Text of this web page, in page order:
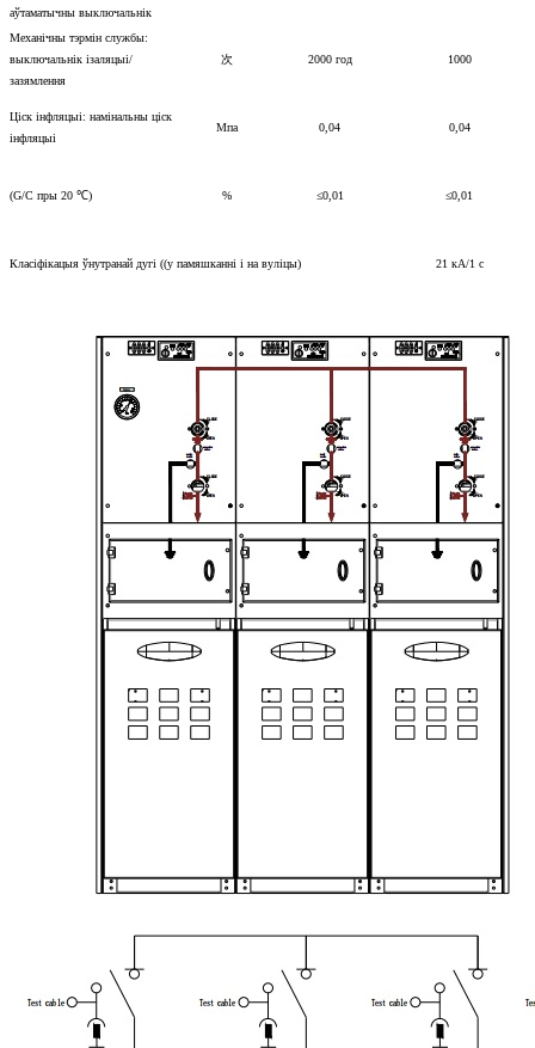
аўтаматычны выключальнік
Механічны тэрмін службы:
выключальнік ізаляцыі/
зазямлення
次 2000 год 1000
Ціск інфляцыі: намінальны ціск
інфляцыі
Мпа 0,04 0,04
(G/C пры 20 ℃) % ≤0,01 ≤0,01
Класіфікацыя ўнутранай дугі ((у памяшканні і на вуліцы) 21 кА/1 с